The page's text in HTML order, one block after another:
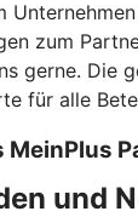
zum
gerne. Die
für alle
MeinPlus
und